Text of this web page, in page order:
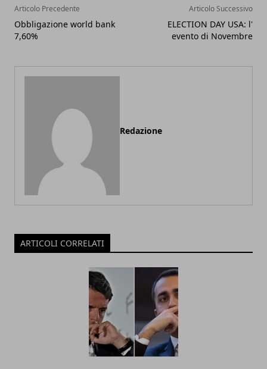
Articolo Precedente
Obbligazione world bank
7,60%
Articolo Successivo
ELECTION DAY USA: l'
evento di Novembre
Redazione
ARTICOLI CORRELATI